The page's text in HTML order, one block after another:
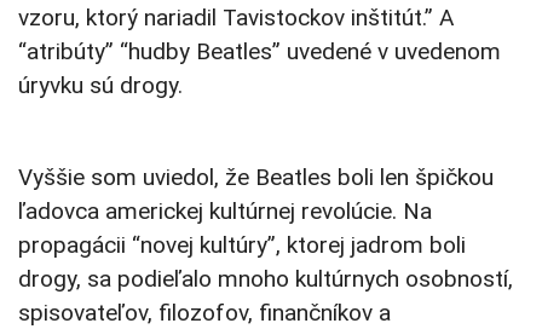
vzoru, ktorý nariadil Tavistockov inštitút.” A
“atribúty” “hudby Beatles” uvedené v uvedenom
úryvku sú drogy.
Vyššie som uviedol, že Beatles boli len špičkou
ľadovca americkej kultúrnej revolúcie. Na
propagácii “novej kultúry”, ktorej jadrom boli
drogy, sa podieľalo mnoho kultúrnych osobností,
spisovateľov, filozofov, finančníkov a